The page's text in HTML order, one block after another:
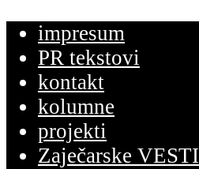
impresum
PR tekstovi
kontakt
kolumne
projekti
Zaječarske VESTI